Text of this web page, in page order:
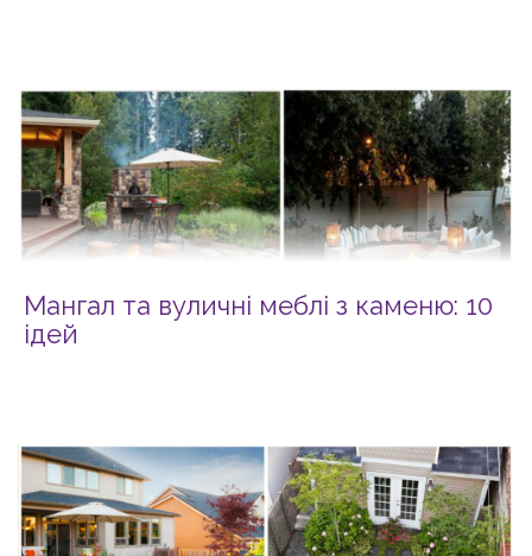
Мангал та вуличні меблі з каменю: 10
ідей